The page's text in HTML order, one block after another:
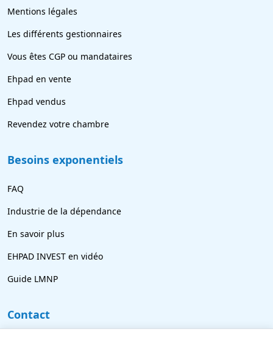
Mentions légales
Les différents gestionnaires
Vous êtes CGP ou mandataires
Ehpad en vente
Ehpad vendus
Revendez votre chambre
Besoins exponentiels
FAQ
Industrie de la dépendance
En savoir plus
EHPAD INVEST en vidéo
Guide LMNP
Contact